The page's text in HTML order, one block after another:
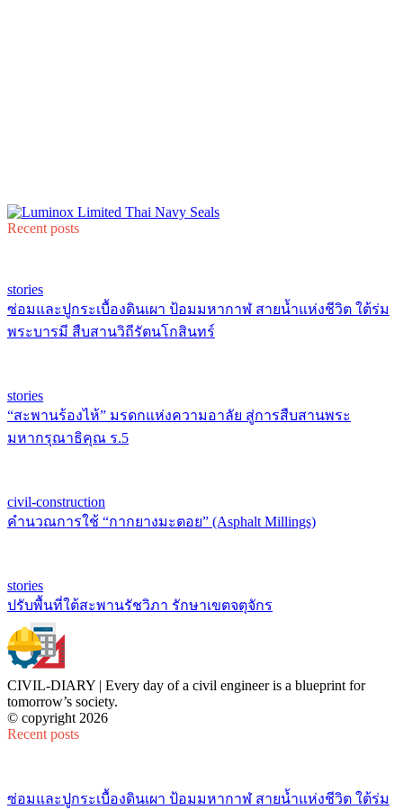
Recent posts
stories
ซ่อมและปูกระเบื้องดินเผา ป้อมมหากาฬ สายน้ำแห่งชีวิต ใต้ร่ม
พระบารมี สืบสานวิถีรัตนโกสินทร์
stories
“สะพานร้องไห้” มรดกแห่งความอาลัย สู่การสืบสานพระ
มหากรุณาธิคุณ ร.5
civil-construction
คำนวณการใช้ “กากยางมะตอย” (Asphalt Millings)
stories
ปรับพื้นที่ใต้สะพานรัชวิภา รักษาเขตจตุจักร
CIVIL-DIARY | Every day of a civil engineer is a blueprint for
tomorrow’s society.
© copyright 2026
Recent posts
ซ่อมและปูกระเบื้องดินเผา ป้อมมหากาฬ สายน้ำแห่งชีวิต ใต้ร่ม